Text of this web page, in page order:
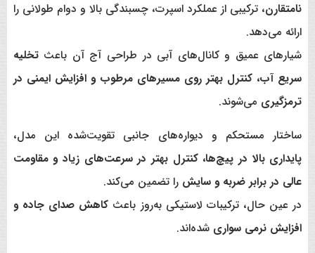
نامتقارن، ترکیبی از عملکرد اسپرت، چسبندگی بالا و دوام طولانی را
ارائه می‌دهد.
شیارهای عمیق و کانال‌های آبی در طراحی آج آن باعثتخلیه
سریع آب، کنترل بهتر روی مسیرهای مرطوب و افزایش ایمنی در
ترمزگیری می‌شوند.
ساختار مستحکم و دیواره‌های جانبی تقویت‌شده این مدل،
پایداری بالا در پیچ‌ها، کنترل بهتر در سرعت‌های زیاد و مقاومت
عالی در برابر ضربه و سایش را تضمین می‌کند.
در عین حال، ترکیبات لاستیکی به‌روز باعث کاهش صدای جاده و
افزایش نرمی سواری شده‌اند.